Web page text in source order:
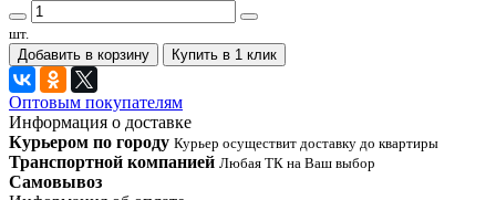
шт.
Добавить в корзину
Купить в 1 клик
Оптовым покупателям
Информация о доставке
Курьером по городу Курьер осуществит доставку до квартиры
Транспортной компанией Любая ТК на Ваш выбор
Самовывоз